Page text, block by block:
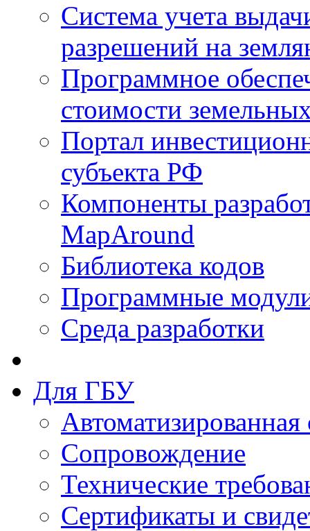
Система учета
разрешений на
Программное
стоимости
Портал
субъекта РФ
Компоненты
MapAround
Библиотека кодов
Программные
Среда разработки
Для ГБУ
Сопровождение
Технические
Сертификаты и